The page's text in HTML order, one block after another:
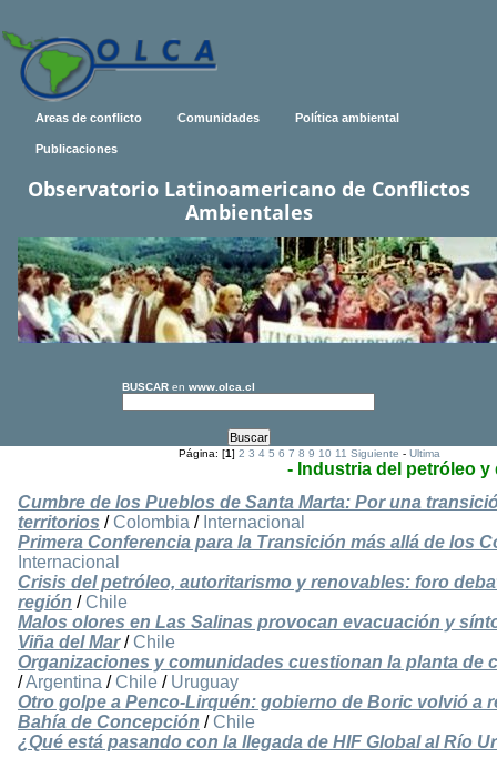
Areas de conflicto Comunidades Política ambiental
Publicaciones
Observatorio Latinoamericano de Conflictos
Ambientales
BUSCAR en www.olca.cl
Página: [1]2 3 4 5 6 7 8 9 10 11 Siguiente -Ultima
- Industria del petróleo y
Cumbre de los Pueblos de Santa Marta: Por una
territorios / Colombia / Internacional
Primera Conferencia para la Transición más allá de los
Internacional
Crisis del petróleo, autoritarismo y renovables: foro
región / Chile
Malos olores en Las Salinas provocan evacuación y
Viña del Mar/ Chile
Organizaciones y comunidades cuestionan la planta de
/Argentina / Chile / Uruguay
Otro golpe a Penco-Lirquén: gobierno de Boric volvió a
Bahía de Concepción / Chile
¿Qué está pasando con la llegada de HIF Global al Río